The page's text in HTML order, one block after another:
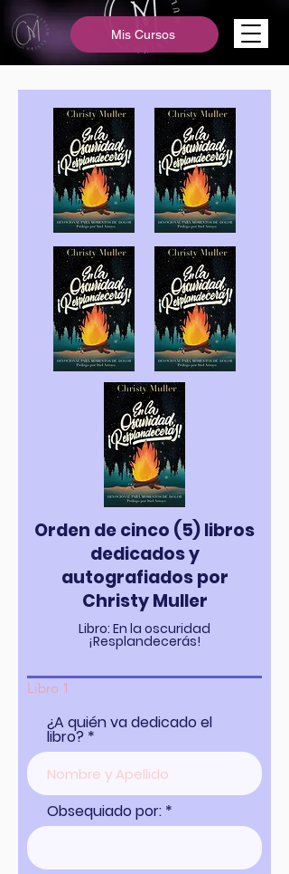
Mis Cursos
Orden de cinco (5) libros
dedicados y
autografiados por
Christy Muller
Libro: En la oscuridad
¡Resplandecerás!
Libro 1
¿A quién va dedicado el
libro?
Obsequiado por: